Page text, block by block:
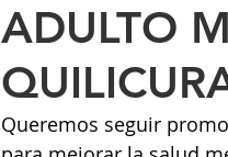
ADULTO
Queremos seguir